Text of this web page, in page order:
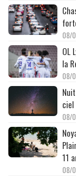
08/
OL
la
08/
08/
11
08/